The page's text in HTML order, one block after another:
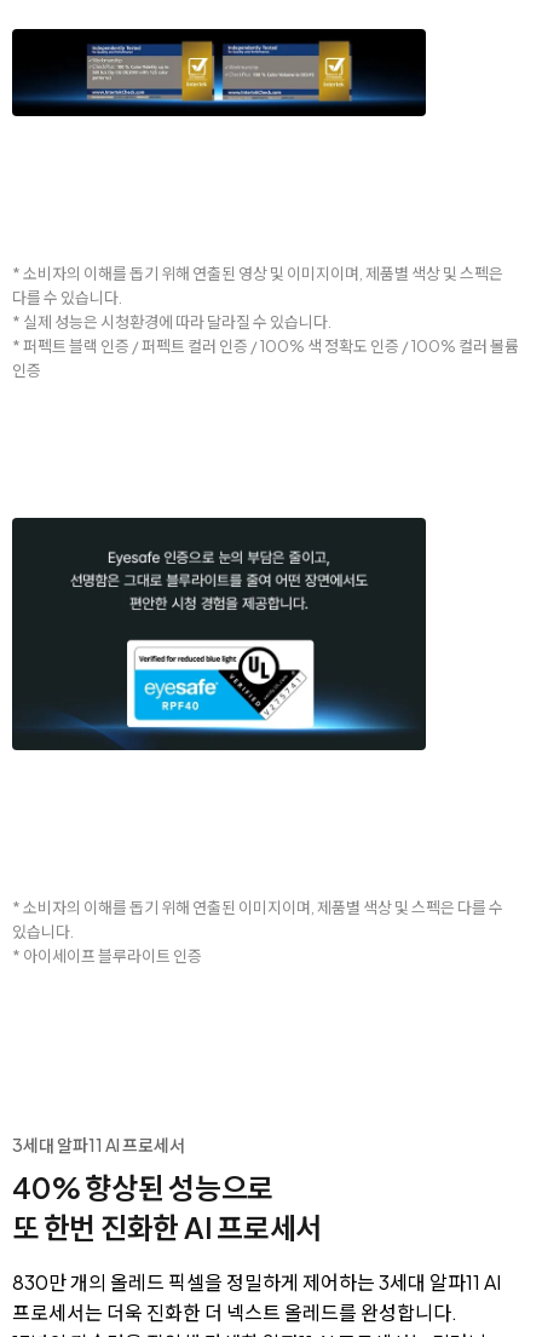
* 소비자의 이해를 돕기 위해 연출된 영상 및 이미지이며, 제품별 색상 및 스펙은
다를 수 있습니다.
* 실제 성능은 시청환경에 따라 달라질 수 있습니다.
* 퍼펙트 블랙 인증 / 퍼펙트 컬러 인증 / 100% 색 정확도 인증 / 100% 컬러 볼륨
인증
* 소비자의 이해를 돕기 위해 연출된 이미지이며, 제품별 색상 및 스펙은 다를 수
있습니다.
* 아이세이프 블루라이트 인증
3세대 알파11 AI 프로세서
40% 향상된 성능으로
또 한번 진화한 AI 프로세서
830만 개의 올레드 픽셀을 정밀하게 제어하는 3세대 알파11 AI
프로세서는 더욱 진화한 더 넥스트 올레드를 완성합니다.